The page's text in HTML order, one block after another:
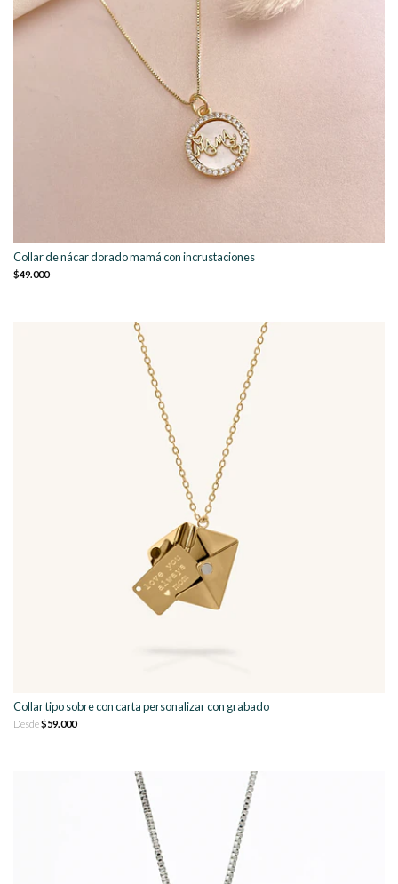
Collar de nácar dorado mamá con incrustaciones
$49.000
Collar tipo sobre con carta personalizar con grabado
Desde$59.000